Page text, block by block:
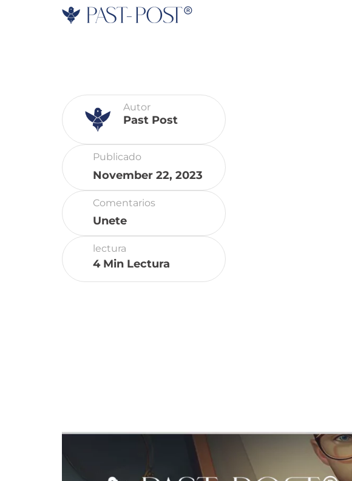
Autor
Past Post
Publicado
November 22, 2023
Comentarios
Unete
lectura
4 Min Lectura